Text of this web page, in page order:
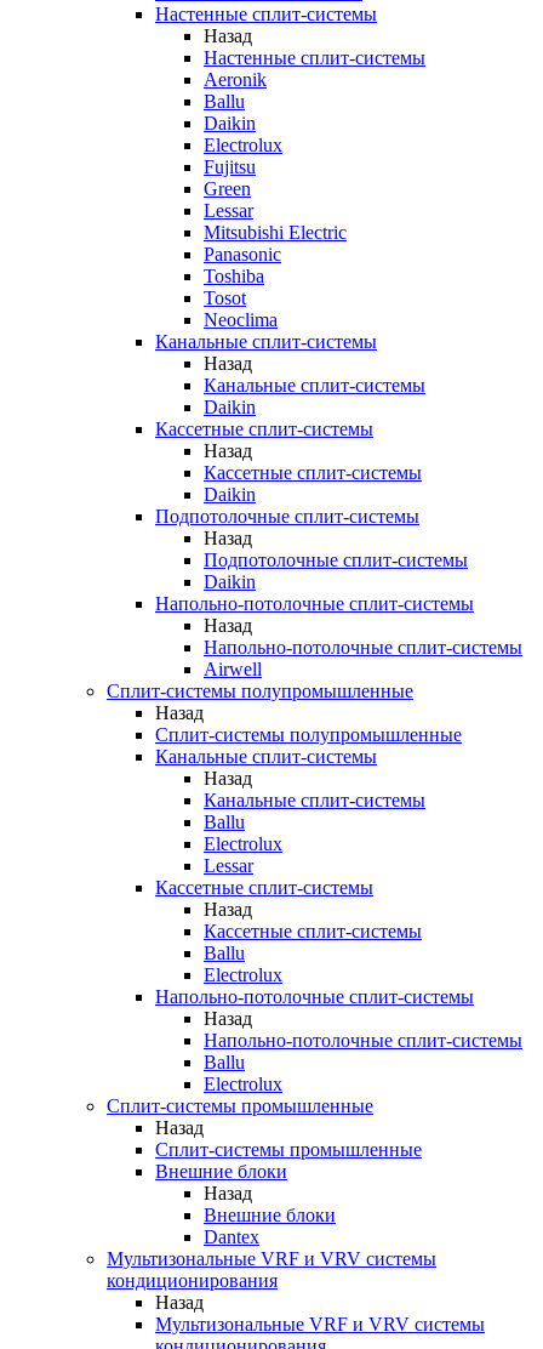
Настенные сплит-системы
Назад
Настенные сплит-системы
Aeronik
Ballu
Daikin
Electrolux
Fujitsu
Green
Lessar
Mitsubishi Electric
Panasonic
Toshiba
Tosot
Neoclima
Канальные сплит-системы
Назад
Канальные сплит-системы
Daikin
Кассетные сплит-системы
Назад
Кассетные сплит-системы
Daikin
Подпотолочные сплит-системы
Назад
Подпотолочные сплит-системы
Daikin
Напольно-потолочные сплит-системы
Назад
Напольно-потолочные сплит-системы
Airwell
Сплит-системы полупромышленные
Назад
Сплит-системы полупромышленные
Канальные сплит-системы
Назад
Канальные сплит-системы
Ballu
Electrolux
Lessar
Кассетные сплит-системы
Назад
Кассетные сплит-системы
Ballu
Electrolux
Напольно-потолочные сплит-системы
Назад
Напольно-потолочные сплит-системы
Ballu
Electrolux
Сплит-системы промышленные
Назад
Сплит-системы промышленные
Внешние блоки
Назад
Внешние блоки
Dantex
Мультизональные VRF и VRV системы
кондиционирования
Назад
Мультизональные VRF и VRV системы